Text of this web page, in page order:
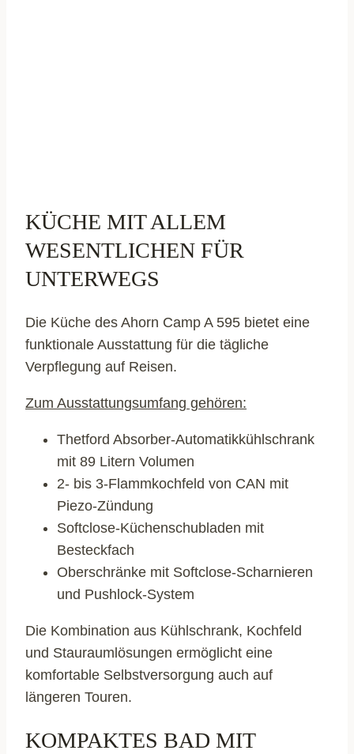
KÜCHE MIT ALLEM
WESENTLICHEN FÜR
UNTERWEGS
Die Küche des Ahorn Camp A 595 bietet eine
funktionale Ausstattung für die tägliche
Verpflegung auf Reisen.
Zum Ausstattungsumfang gehören:
Thetford Absorber-Automatikkühlschrank
mit 89 Litern Volumen
2- bis 3-Flammkochfeld von CAN mit
Piezo-Zündung
Softclose-Küchenschubladen mit
Besteckfach
Oberschränke mit Softclose-Scharnieren
und Pushlock-System
Die Kombination aus Kühlschrank, Kochfeld
und Stauraumlösungen ermöglicht eine
komfortable Selbstversorgung auch auf
längeren Touren.
KOMPAKTES BAD MIT